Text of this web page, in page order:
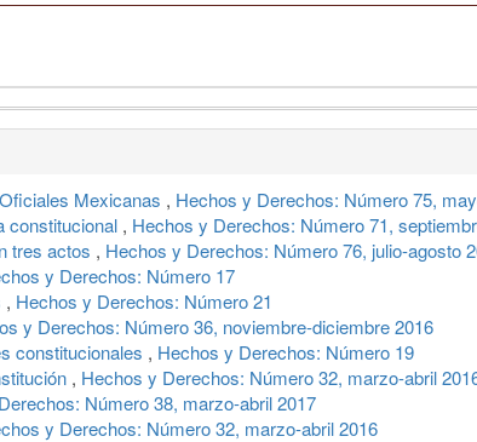
Mexicanas , Hechos y Derechos: Número 75,
constitucional , Hechos y Derechos: Número 71,
tres actos , Hechos y Derechos: Número 76, julio-agosto
y Derechos: Número 17
, Hechos y Derechos: Número 21
y Derechos: Número 36, noviembre-diciembre 2016
constitucionales , Hechos y Derechos: Número 19
, Hechos y Derechos: Número 32, marzo-abril
Número 38, marzo-abril 2017
y Derechos: Número 32, marzo-abril 2016